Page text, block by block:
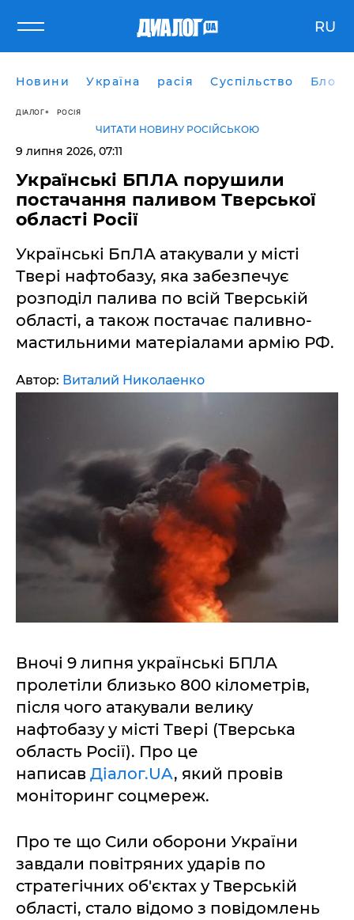
RU
Новини Україна расія Суспільство Блоги
ДІАЛОГ РОСІЯ
ЧИТАТИ НОВИНУ РОСІЙСЬКОЮ
9 липня 2026, 07:11
Українські БПЛА порушили
постачання паливом Тверської
області Росії
Українські БпЛА атакували у місті
Твері нафтобазу, яка забезпечує
розподіл палива по всій Тверській
області, а також постачає паливно-
мастильними матеріалами армію РФ.
Автор: Виталий Николаенко
Вночі 9 липня українські БПЛА
пролетіли близько 800 кілометрів,
після чого атакували велику
нафтобазу у місті Твері (Тверська
область Росії). Про це
написав Діалог.UA, який провів
моніторинг соцмереж.
Про те що Сили оборони України
завдали повітряних ударів по
стратегічних об'єктах у Тверській
області, стало відомо з повідомлень